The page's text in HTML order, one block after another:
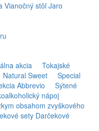
Vianočný stôl Jaro
akcia
Tokajské
Natural Sweet
Special
Abbrevio
Sýtené
nápoj
obsahom zvyškového
sety Darčekové